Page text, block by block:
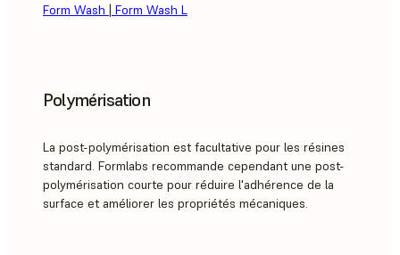
Form Wash | Form Wash L
Polymérisation
La post-polymérisation est facultative pour les résines
standard. Formlabs recommande cependant une post-
polymérisation courte pour réduire l'adhérence de la
surface et améliorer les propriétés mécaniques.